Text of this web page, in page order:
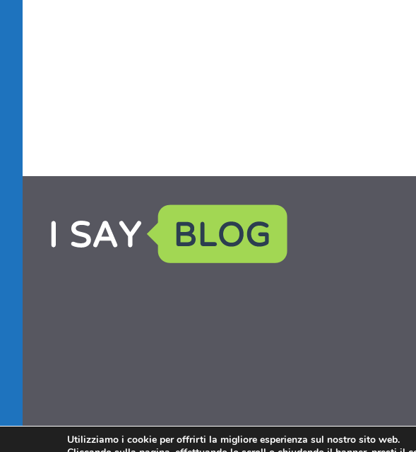
Utilizziamo i cookie per offrirti la migliore esperienza sul nostro sito web.